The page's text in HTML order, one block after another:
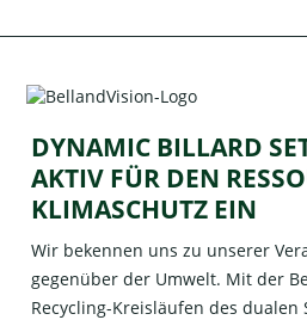
DYNAMIC BILLARD
AKTIV FÜR DEN
KLIMASCHUTZ EIN
Wir bekennen uns zu unserer
gegenüber der Umwelt. Mit der
Recycling-Kreisläufen des dualen